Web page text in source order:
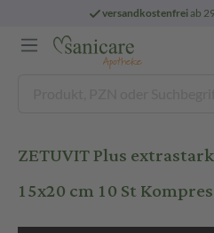
versandkostenfreiab
ZETUVIT Plus
15x20 cm 10 St